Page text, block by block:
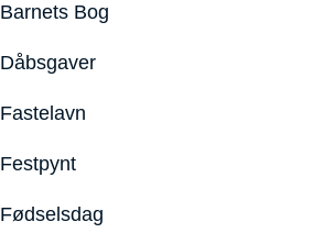
Barnets Bog
Dåbsgaver
Fastelavn
Festpynt
Fødselsdag